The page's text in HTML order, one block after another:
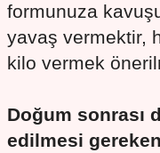
formunuza
yavaş vermektir,
kilo vermek
Doğum sonrası
edilmesi